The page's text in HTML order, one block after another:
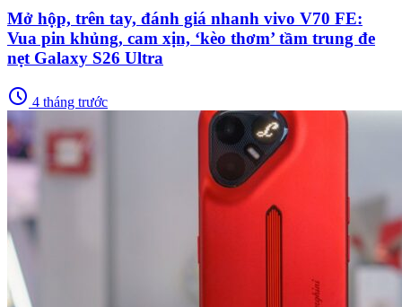
Mở hộp, trên tay, đánh giá nhanh vivo V70 FE:
Vua pin khủng, cam xịn, ‘kèo thơm’ tầm trung đe
nẹt Galaxy S26 Ultra
schedule 4 tháng trước